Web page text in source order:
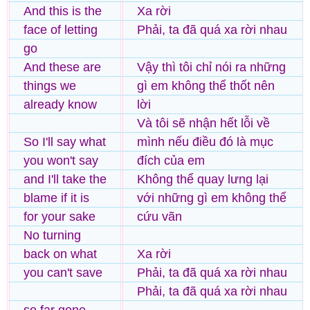
And this is the
face of letting
go
And these are
things we
already know
So I'll say what
you won't say
and I'll take the
blame if it is
for your sake
No turning
back on what
you can't save
Xa rời
Phải, ta đã quá xa rời nhau
Vậy thì tôi chỉ nói ra những
gì em không thể thốt nên
lời
Và tôi sẽ nhận hết lỗi về
mình nếu điều đó là mục
đích của em
Không thể quay lưng lại
với những gì em không thể
cứu vãn
Xa rời
Phải, ta đã quá xa rời nhau
Phải, ta đã quá xa rời nhau